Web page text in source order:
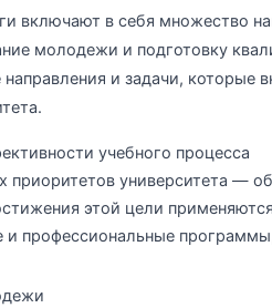
включают в себя множество
молодежи и подготовку
и задачи, которые
учебного процесса
приоритетов университета —
этой цели
и профессиональные